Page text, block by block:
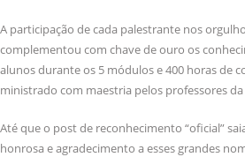
A participação de cada palestrante nos
complementou com chave de ouro os
alunos durante os 5 módulos e 400 horas de
ministrado com maestria pelos professores da
Até que o post de reconhecimento “oficial”
honrosa e agradecimento a esses grandes